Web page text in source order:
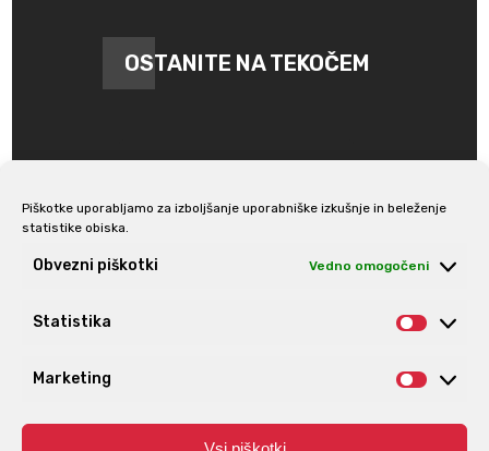
Piškotke uporabljamo za izboljšanje uporabniške izkušnje in beleženje
statistike obiska.
Obvezni piškotki Vedno omogočeni
Statistika
Marketing
OSTANITE NA TEKOČEM